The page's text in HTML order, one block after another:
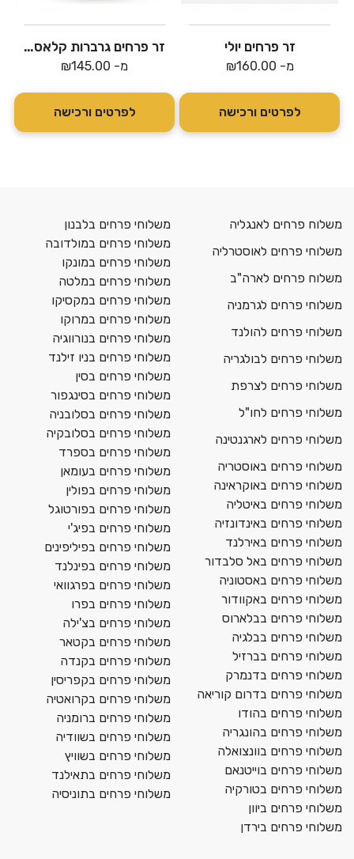
זר פרחים יולי
מ- ₪160.00
לפרטים ורכישה
זר פרחים גרברות קלאסי (צבעים משתנים לפי מלאי)
מ- ₪145.00
לפרטים ורכישה
משלוח פרחים לאנגליה
משלוחי פרחים לאוסטרליה
משלוח פרחים לארה"ב
משלוחי פרחים לגרמניה
משלוחי פרחים להולנד
משלוחי פרחים לבולגריה
משלוחי פרחים לצרפת
משלוחי פרחים לחו"ל
משלוחי פרחים לארגנטינה
משלוחי פרחים באוסטריה
משלוחי פרחים באוקראינה
משלוחי פרחים באיטליה
משלוחי פרחים באינדונזיה
משלוחי פרחים באירלנד
משלוחי פרחים באל סלבדור
משלוחי פרחים באסטוניה
משלוחי פרחים באקוודור
משלוחי פרחים בבלארוס
משלוחי פרחים בבלגיה
משלוחי פרחים בברזיל
משלוחי פרחים בדנמרק
משלוחי פרחים בדרום קוריאה
משלוחי פרחים בהודו
משלוחי פרחים בהונגריה
משלוחי פרחים בוונצואלה
משלוחי פרחים בוייטנאם
משלוחי פרחים בטורקיה
משלוחי פרחים ביוון
משלוחי פרחים בירדן
משלוחי פרחים בלבנון
משלוחי פרחים במולדובה
משלוחי פרחים במונקו
משלוחי פרחים במלטה
משלוחי פרחים במקסיקו
משלוחי פרחים במרוקו
משלוחי פרחים בנורווגיה
משלוחי פרחים בניו זילנד
משלוחי פרחים בסין
משלוחי פרחים בסינגפור
משלוחי פרחים בסלובניה
משלוחי פרחים בסלובקיה
משלוחי פרחים בספרד
משלוחי פרחים בעומאן
משלוחי פרחים בפולין
משלוחי פרחים בפורטוגל
משלוחי פרחים בפיג'י
משלוחי פרחים בפיליפינים
משלוחי פרחים בפינלנד
משלוחי פרחים בפרגוואי
משלוחי פרחים בפרו
משלוחי פרחים בצ'ילה
משלוחי פרחים בקטאר
משלוחי פרחים בקנדה
משלוחי פרחים בקפריסין
משלוחי פרחים בקרואטיה
משלוחי פרחים ברומניה
משלוחי פרחים בשוודיה
משלוחי פרחים בשוויץ
משלוחי פרחים בתאילנד
משלוחי פרחים בתוניסיה